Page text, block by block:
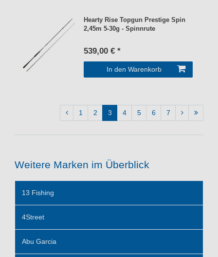
Hearty Rise Topgun Prestige Spin
2,45m 5-30g - Spinnrute
539,00 € *
In den Warenkorb
1 2 3 4 5 6 7
Weitere Marken im Überblick
13 Fishing
4Street
Abu Garcia